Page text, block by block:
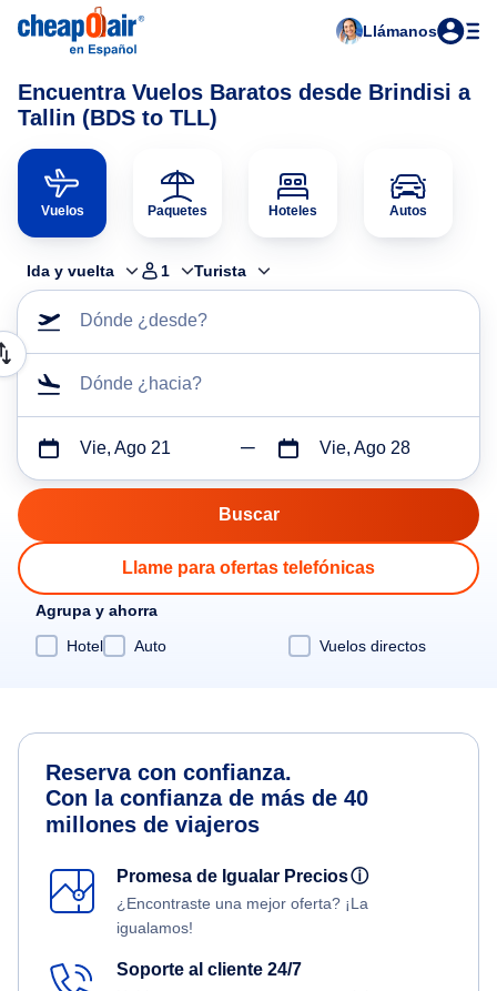
Llámanos
Encuentra Vuelos Baratos desde Brindisi a
Tallin (BDS to TLL)
Vuelos Paquetes Hoteles Autos
Ida y vuelta 1 Turista
Dónde ¿desde?
Dónde ¿hacia?
Vie, Ago 21 Vie, Ago 28
Llame para ofertas telefónicas
Agrupa y ahorra
Hotel
Auto Vuelos directos
Reserva con confianza.
Con la confianza de más de 40
millones de viajeros
Promesa de Igualar Preciosⓘ
¿Encontraste una mejor oferta? ¡La
igualamos!
Soporte al cliente 24/7